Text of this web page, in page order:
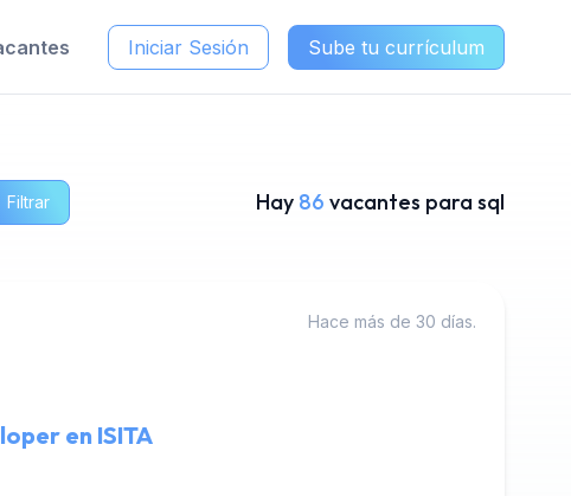
Iniciar Sesión Sube tu currículum
Filtrar Hay 86 vacantes para sql
Hace más de 30 días.
en ISITA